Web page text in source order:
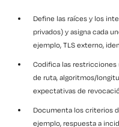
Define las raíces y los
privados) y asigna cada
ejemplo, TLS externo,
Codifica las restricciones
de ruta, algoritmos/
expectativas de
Documenta los criterios
ejemplo, respuesta a